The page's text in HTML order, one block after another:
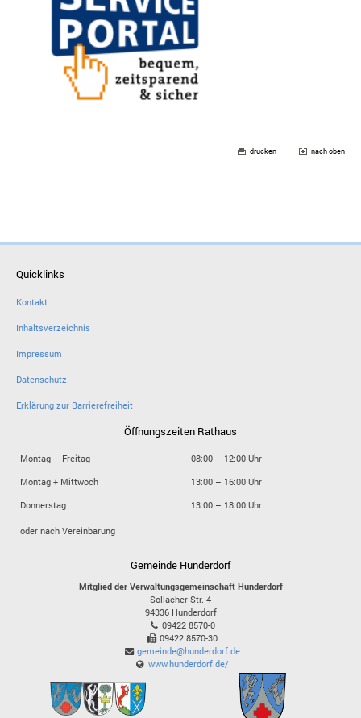
drucken nach oben
Quicklinks
Kontakt
Inhaltsverzeichnis
Impressum
Datenschutz
Erklärung zur Barrierefreiheit
Öffnungszeiten Rathaus
Montag – Freitag
08:00 – 12:00 Uhr
Montag + Mittwoch
13:00 – 16:00 Uhr
Donnerstag
13:00 – 18:00 Uhr
oder nach Vereinbarung
Gemeinde Hunderdorf
Mitglied der Verwaltungsgemeinschaft Hunderdorf
Sollacher Str. 4
94336 Hunderdorf
09422 8570-0
09422 8570-30
gemeinde@hunderdorf.de
www.hunderdorf.de/